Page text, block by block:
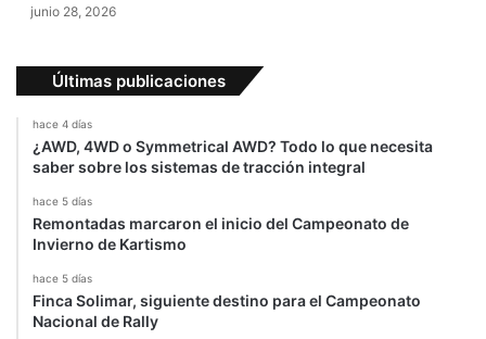
junio 28, 2026
Últimas publicaciones
hace 4 días
¿AWD, 4WD o Symmetrical AWD? Todo lo que necesita
saber sobre los sistemas de tracción integral
hace 5 días
Remontadas marcaron el inicio del Campeonato de
Invierno de Kartismo
hace 5 días
Finca Solimar, siguiente destino para el Campeonato
Nacional de Rally